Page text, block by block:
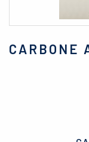
CARBONE